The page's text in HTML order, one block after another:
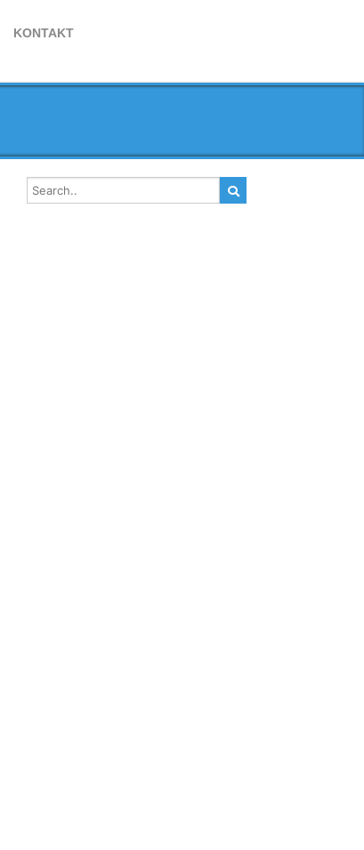
KONTAKT